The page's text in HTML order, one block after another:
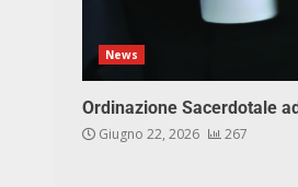
News
Ordinazione Sacerdotale
Giugno 22, 2026 267